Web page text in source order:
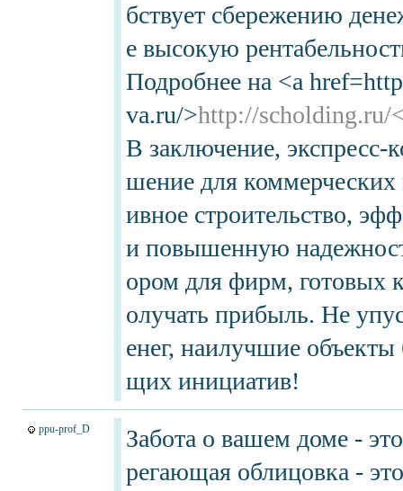
бствует сбережению
е высокую
Подробнее на <a
va.ru/>http://scholding.ru/
В заключение, экспресс-
шение для
ивное строительство,
и повышенную
ором для фирм, готовых
олучать прибыль. Не
енег, наилучшие
щих инициатив!
ppu-prof_D
Забота о вашем доме -
регающая облицовка -